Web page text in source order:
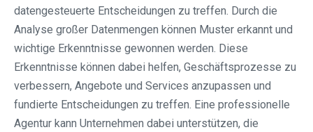
datengesteuerte Entscheidungen zu treffen. Durch die
Analyse großer Datenmengen können Muster erkannt und
wichtige Erkenntnisse gewonnen werden. Diese
Erkenntnisse können dabei helfen, Geschäftsprozesse zu
verbessern, Angebote und Services anzupassen und
fundierte Entscheidungen zu treffen. Eine professionelle
Agentur kann Unternehmen dabei unterstützen, die